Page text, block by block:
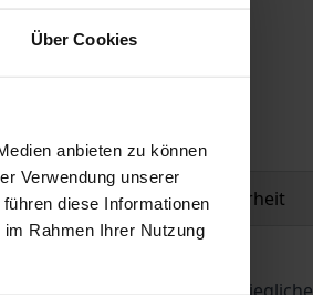
Über Cookies
anbieten zu können
Verwendung unserer
diese Informationen
Rahmen Ihrer Nutzung
Produktsicherheit